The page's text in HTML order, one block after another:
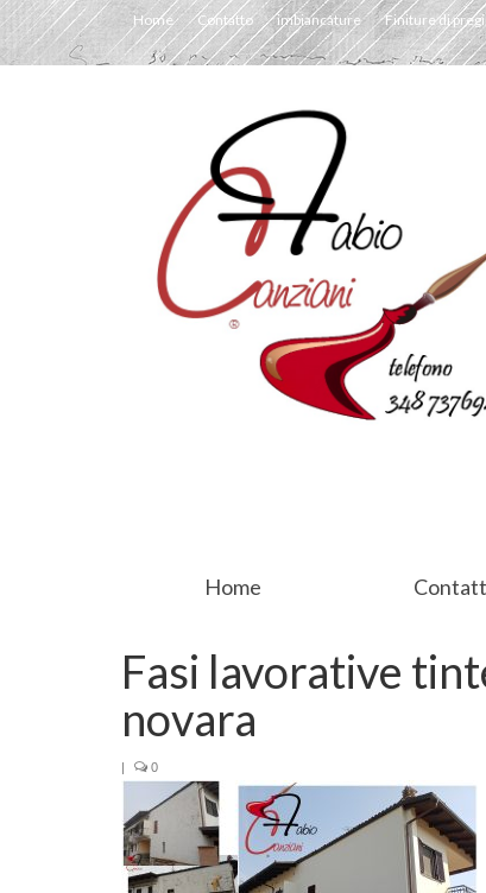
Home Contatto imbiancature Finiture di
Home
Fasi lavorative
novara
0